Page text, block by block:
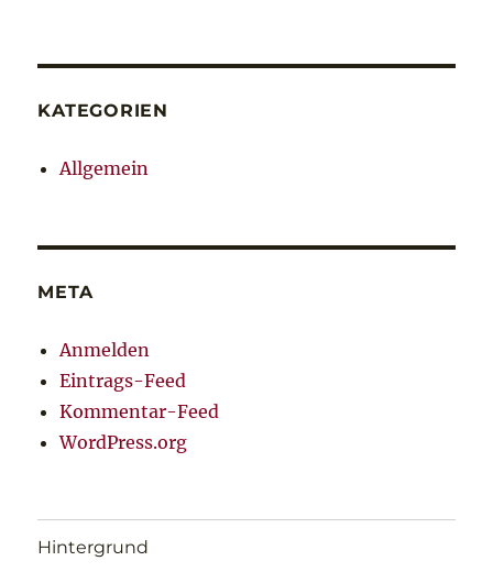
KATEGORIEN
Allgemein
META
Anmelden
Eintrags-Feed
Kommentar-Feed
WordPress.org
Hintergrund